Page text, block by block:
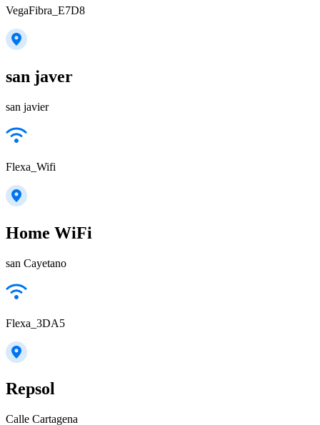
VegaFibra_E7D8
san javer
san javier
Flexa_Wifi
Home WiFi
san Cayetano
Flexa_3DA5
Repsol
Calle Cartagena